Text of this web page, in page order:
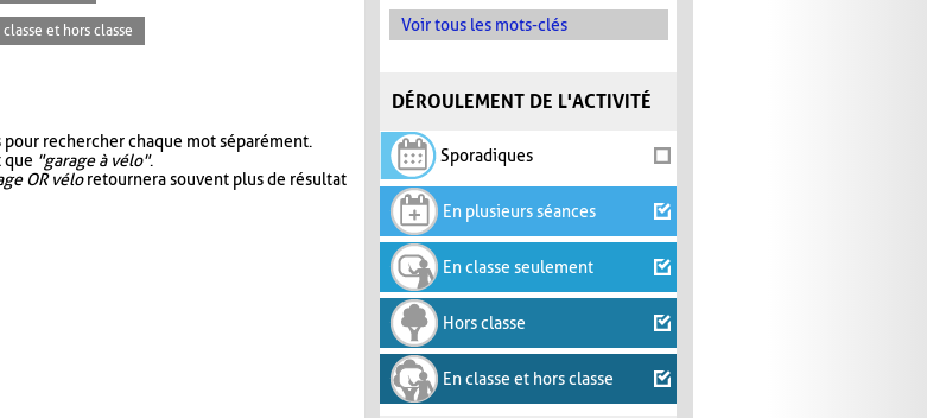
Voir tous les mots-clés
DÉROULEMENT DE L'ACTIVITÉ
Sporadiques
En plusieurs séances
En classe seulement
Hors classe
En classe et hors classe
classe et hors classe
rechercher chaque mot séparément.
que "garage à vélo".
OR véloretournera souvent plus de résultat